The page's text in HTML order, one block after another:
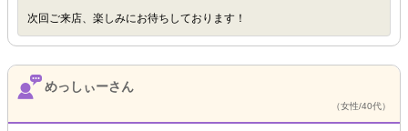
次回ご来店、楽しみにお待ちしております！
めっしぃーさん
（女性/40代）